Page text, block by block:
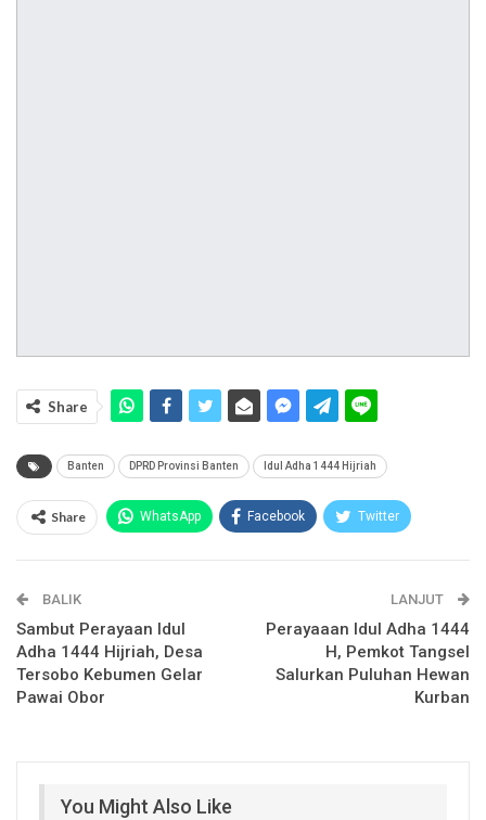
Share
Banten DPRD Provinsi Banten Idul Adha 1444 Hijriah
Share WhatsApp Facebook Twitter
Telegram
BALIK
Sambut Perayaan Idul
Adha 1444 Hijriah, Desa
Tersobo Kebumen Gelar
Pawai Obor
LANJUT
Perayaaan Idul Adha 1444
H, Pemkot Tangsel
Salurkan Puluhan Hewan
Kurban
You Might Also Like